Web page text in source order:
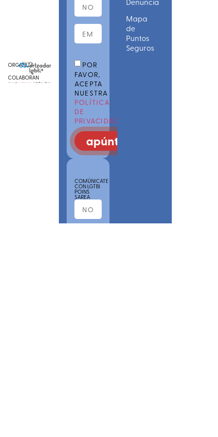
ORGANIZA
COLABORAN
POR
FAVOR,
ACEPTA
NUESTRA
POLÍTICA
DE
PRIVACIDAD
apúntate
COMÚNICATE
CON LGTBI
POINS
SAREA
Mapa
de
Puntos
Seguros